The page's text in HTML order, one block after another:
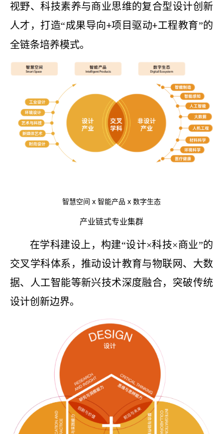
视野、科技素养与商业思维的复合型设计创新
人才，打造“成果导向+项目驱动+工程教育”的
全链条培养模式。
智慧空间 x 智能产品 x 数字生态
产业链式专业集群
在学科建设上，构建“设计×科技×商业”的
交叉学科体系，推动设计教育与物联网、大数
据、人工智能等新兴技术深度融合，突破传统
设计创新边界。